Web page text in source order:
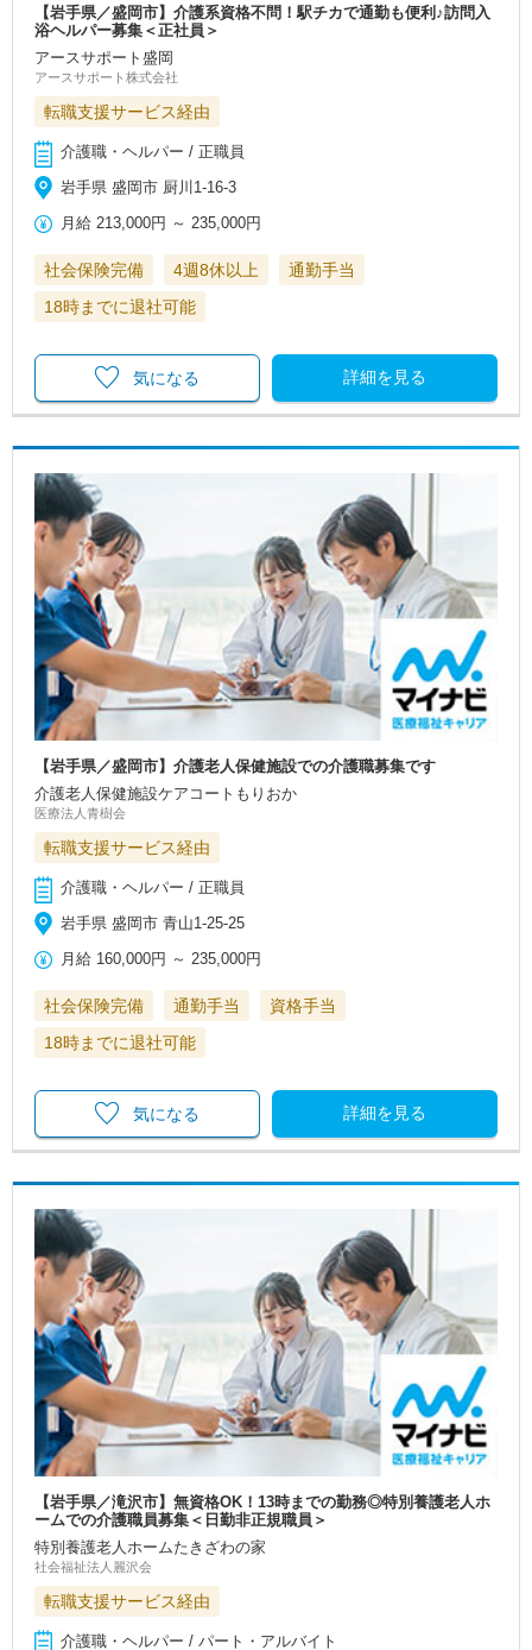
【岩手県／盛岡市】介護系資格不問！駅チカで通勤も便利♪訪問入
浴ヘルパー募集＜正社員＞
アースサポート盛岡
アースサポート株式会社
転職支援サービス経由
介護職・ヘルパー / 正職員
岩手県 盛岡市 厨川1-16-3
月給 213,000円 ～235,000円
社会保険完備 4週8休以上
通勤手当
18時までに退社可能
詳細を見る
気になる
【岩手県／盛岡市】介護老人保健施設での介護職募集です
介護老人保健施設ケアコートもりおか
医療法人青樹会
転職支援サービス経由
介護職・ヘルパー / 正職員
岩手県 盛岡市 青山1-25-25
月給 160,000円 ～235,000円
社会保険完備 通勤手当
資格手当
18時までに退社可能
詳細を見る
気になる
【岩手県／滝沢市】無資格OK！13時までの勤務◎特別養護老人ホ
ームでの介護職員募集＜日勤非正規職員＞
特別養護老人ホームたきざわの家
社会福祉法人麗沢会
転職支援サービス経由
介護職・ヘルパー / パート・アルバイト